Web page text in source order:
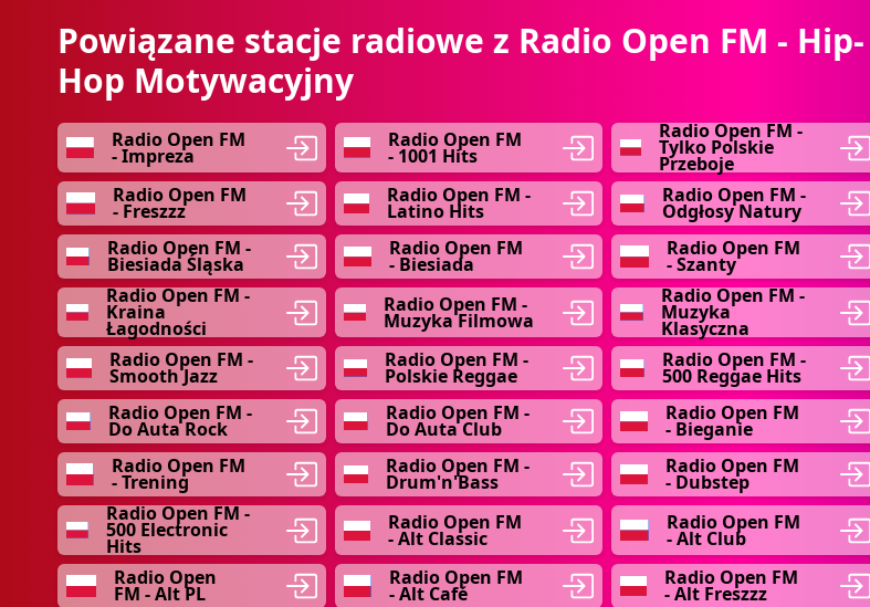
Powiązane stacje radiowe z Radio Open FM - Hip-
Hop Motywacyjny
Radio Open FM
- Impreza
Radio Open FM
- 1001 Hits
Radio Open FM -
Tylko Polskie
Przeboje
Radio Open FM
- Freszzz
Radio Open FM -
Latino Hits
Radio Open FM -
Odgłosy Natury
Radio Open FM -
Biesiada Śląska
Radio Open FM
- Biesiada
Radio Open FM
- Szanty
Radio Open FM -
Kraina
Łagodności
Radio Open FM -
Muzyka Filmowa
Radio Open FM -
Muzyka
Klasyczna
Radio Open FM -
Smooth Jazz
Radio Open FM -
Polskie Reggae
Radio Open FM -
500 Reggae Hits
Radio Open FM -
Do Auta Rock
Radio Open FM -
Do Auta Club
Radio Open FM
- Bieganie
Radio Open FM
- Trening
Radio Open FM -
Drum'n'Bass
Radio Open FM
- Dubstep
Radio Open FM -
500 Electronic
Hits
Radio Open FM
- Alt Classic
Radio Open FM
- Alt Club
Radio Open
FM - Alt PL
Radio Open FM
- Alt Café
Radio Open FM
- Alt Freszzz